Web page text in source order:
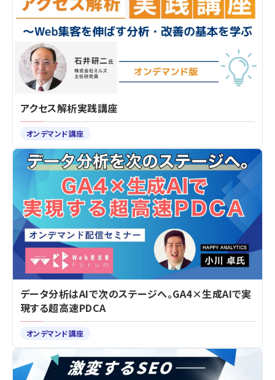
アクセス解析実践講座
オンデマンド講座
データ分析はAIで次のステージへ。GA4×生成AIで実
現する超高速PDCA
オンデマンド講座